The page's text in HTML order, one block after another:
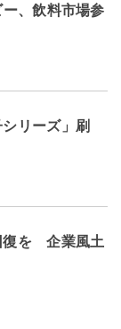
、飲料市場参
リーズ」刷
復を 企業風土